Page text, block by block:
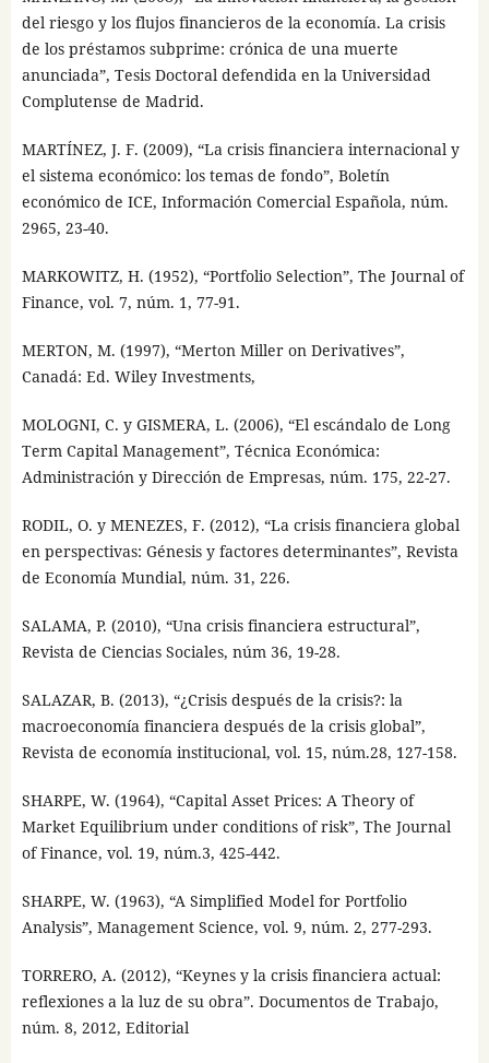
del riesgo y los flujos financieros de la economía. La crisis
de los préstamos subprime: crónica de una muerte
anunciada”, Tesis Doctoral defendida en la Universidad
Complutense de Madrid.
MARTÍNEZ, J. F. (2009), “La crisis financiera internacional y
el sistema económico: los temas de fondo”, Boletín
económico de ICE, Información Comercial Española, núm.
2965, 23-40.
MARKOWITZ, H. (1952), “Portfolio Selection”, The Journal of
Finance, vol. 7, núm. 1, 77-91.
MERTON, M. (1997), “Merton Miller on Derivatives”,
Canadá: Ed. Wiley Investments,
MOLOGNI, C. y GISMERA, L. (2006), “El escándalo de Long
Term Capital Management”, Técnica Económica:
Administración y Dirección de Empresas, núm. 175, 22-27.
RODIL, O. y MENEZES, F. (2012), “La crisis financiera global
en perspectivas: Génesis y factores determinantes”, Revista
de Economía Mundial, núm. 31, 226.
SALAMA, P. (2010), “Una crisis financiera estructural”,
Revista de Ciencias Sociales, núm 36, 19-28.
SALAZAR, B. (2013), “¿Crisis después de la crisis?: la
macroeconomía financiera después de la crisis global”,
Revista de economía institucional, vol. 15, núm.28, 127-158.
SHARPE, W. (1964), “Capital Asset Prices: A Theory of
Market Equilibrium under conditions of risk”, The Journal
of Finance, vol. 19, núm.3, 425-442.
SHARPE, W. (1963), “A Simplified Model for Portfolio
Analysis”, Management Science, vol. 9, núm. 2, 277-293.
TORRERO, A. (2012), “Keynes y la crisis financiera actual:
reflexiones a la luz de su obra”. Documentos de Trabajo,
núm. 8, 2012, Editorial